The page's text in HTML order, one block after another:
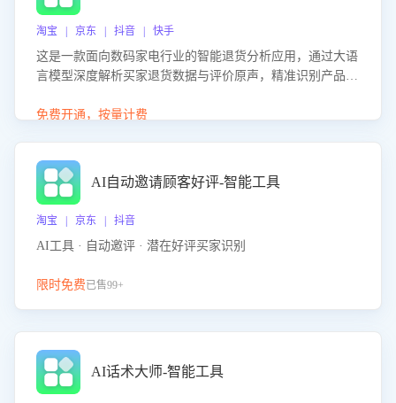
淘宝 | 京东 | 抖音 | 快手
这是一款面向数码家电行业的智能退货分析应用，通过大语
言模型深度解析买家退货数据与评价原声，精准识别产品质
改进建议，通过挖掘用户痛点驱动产品迭代，从根本上降低
免费开通，按量计费
AI自动邀请顾客好评-智能工具
淘宝 | 京东 | 抖音
AI工具 · 自动邀评 · 潜在好评买家识别
限时免费已售99+
AI话术大师-智能工具